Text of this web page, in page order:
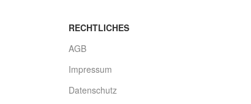
RECHTLICHES
AGB
Impressum
Datenschutz